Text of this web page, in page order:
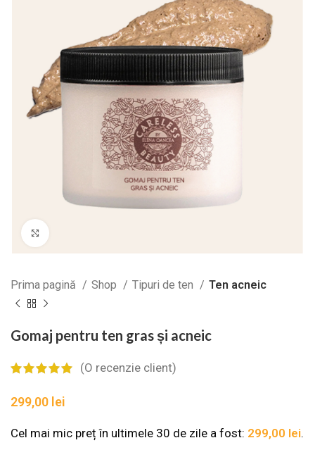
Prima pagină Shop Tipuri de ten Ten acneic
Gomaj pentru ten gras și acneic
(O recenzie client)
lei
Cel mai mic preț în ultimele 30 de zile a fost: 299,00 lei.